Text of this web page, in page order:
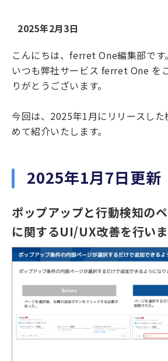
ページ制作メニュー
機能一覧
2025年2月3日
こんにちは、ferret One編集部です。
いつも弊社サービス ferret One を
りがとうございます。
今回は、2025年1月にリリースした
めて紹介いたします。
2025年1月7日更新
ポップアップと行動検知の
に関するUI/UX改善を行い